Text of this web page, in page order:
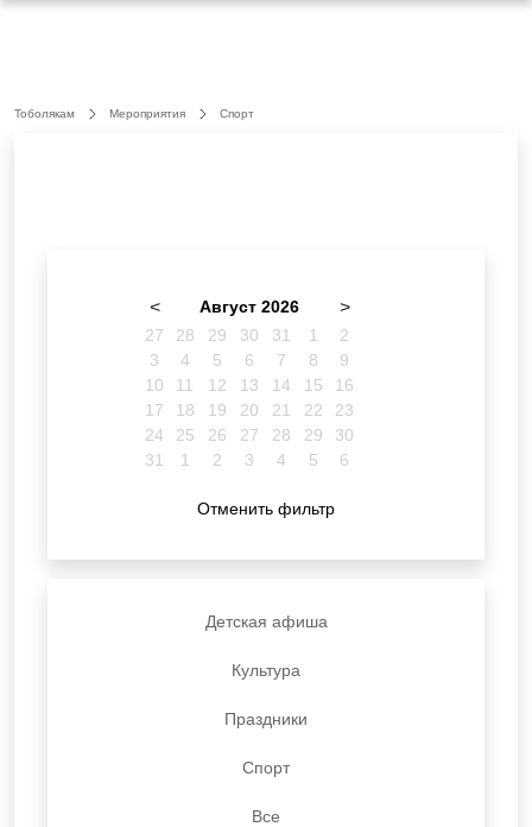
Тоболякам Мероприятия Спорт
< Август 2026 >
27 28 29 30 31 1
2
3
4 5 6 7 8
9
10
11 12 13 14 15
16
17
18 19 20 21 22
23
24
25 26 27 28 29
30
31
1 2 3 4 5 6
Отменить фильтр
Детская афиша
Культура
Праздники
Спорт
Все